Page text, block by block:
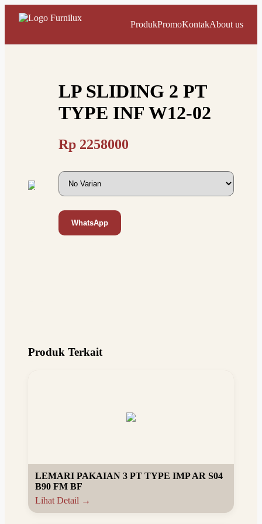
ProdukPromoKontakAbout us
LP SLIDING 2 PT
TYPE INF W12-02
Rp 2258000
WhatsApp
Produk Terkait
LEMARI PAKAIAN 3 PT TYPE IMP AR S04
B90 FM BF
Lihat Detail →